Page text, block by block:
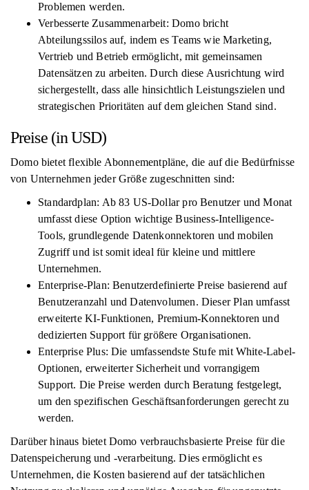
Problemen werden.
Verbesserte Zusammenarbeit: Domo bricht
Abteilungssilos auf, indem es Teams wie Marketing,
Vertrieb und Betrieb ermöglicht, mit gemeinsamen
Datensätzen zu arbeiten. Durch diese Ausrichtung wird
sichergestellt, dass alle hinsichtlich Leistungszielen und
strategischen Prioritäten auf dem gleichen Stand sind.
Preise (in USD)
Domo bietet flexible Abonnementpläne, die auf die Bedürfnisse
von Unternehmen jeder Größe zugeschnitten sind:
Standardplan: Ab 83 US-Dollar pro Benutzer und Monat
umfasst diese Option wichtige Business-Intelligence-
Tools, grundlegende Datenkonnektoren und mobilen
Zugriff und ist somit ideal für kleine und mittlere
Unternehmen.
Enterprise-Plan: Benutzerdefinierte Preise basierend auf
Benutzeranzahl und Datenvolumen. Dieser Plan umfasst
erweiterte KI-Funktionen, Premium-Konnektoren und
dedizierten Support für größere Organisationen.
Enterprise Plus: Die umfassendste Stufe mit White-Label-
Optionen, erweiterter Sicherheit und vorrangigem
Support. Die Preise werden durch Beratung festgelegt,
um den spezifischen Geschäftsanforderungen gerecht zu
werden.
Darüber hinaus bietet Domo verbrauchsbasierte Preise für die
Datenspeicherung und -verarbeitung. Dies ermöglicht es
Unternehmen, die Kosten basierend auf der tatsächlichen